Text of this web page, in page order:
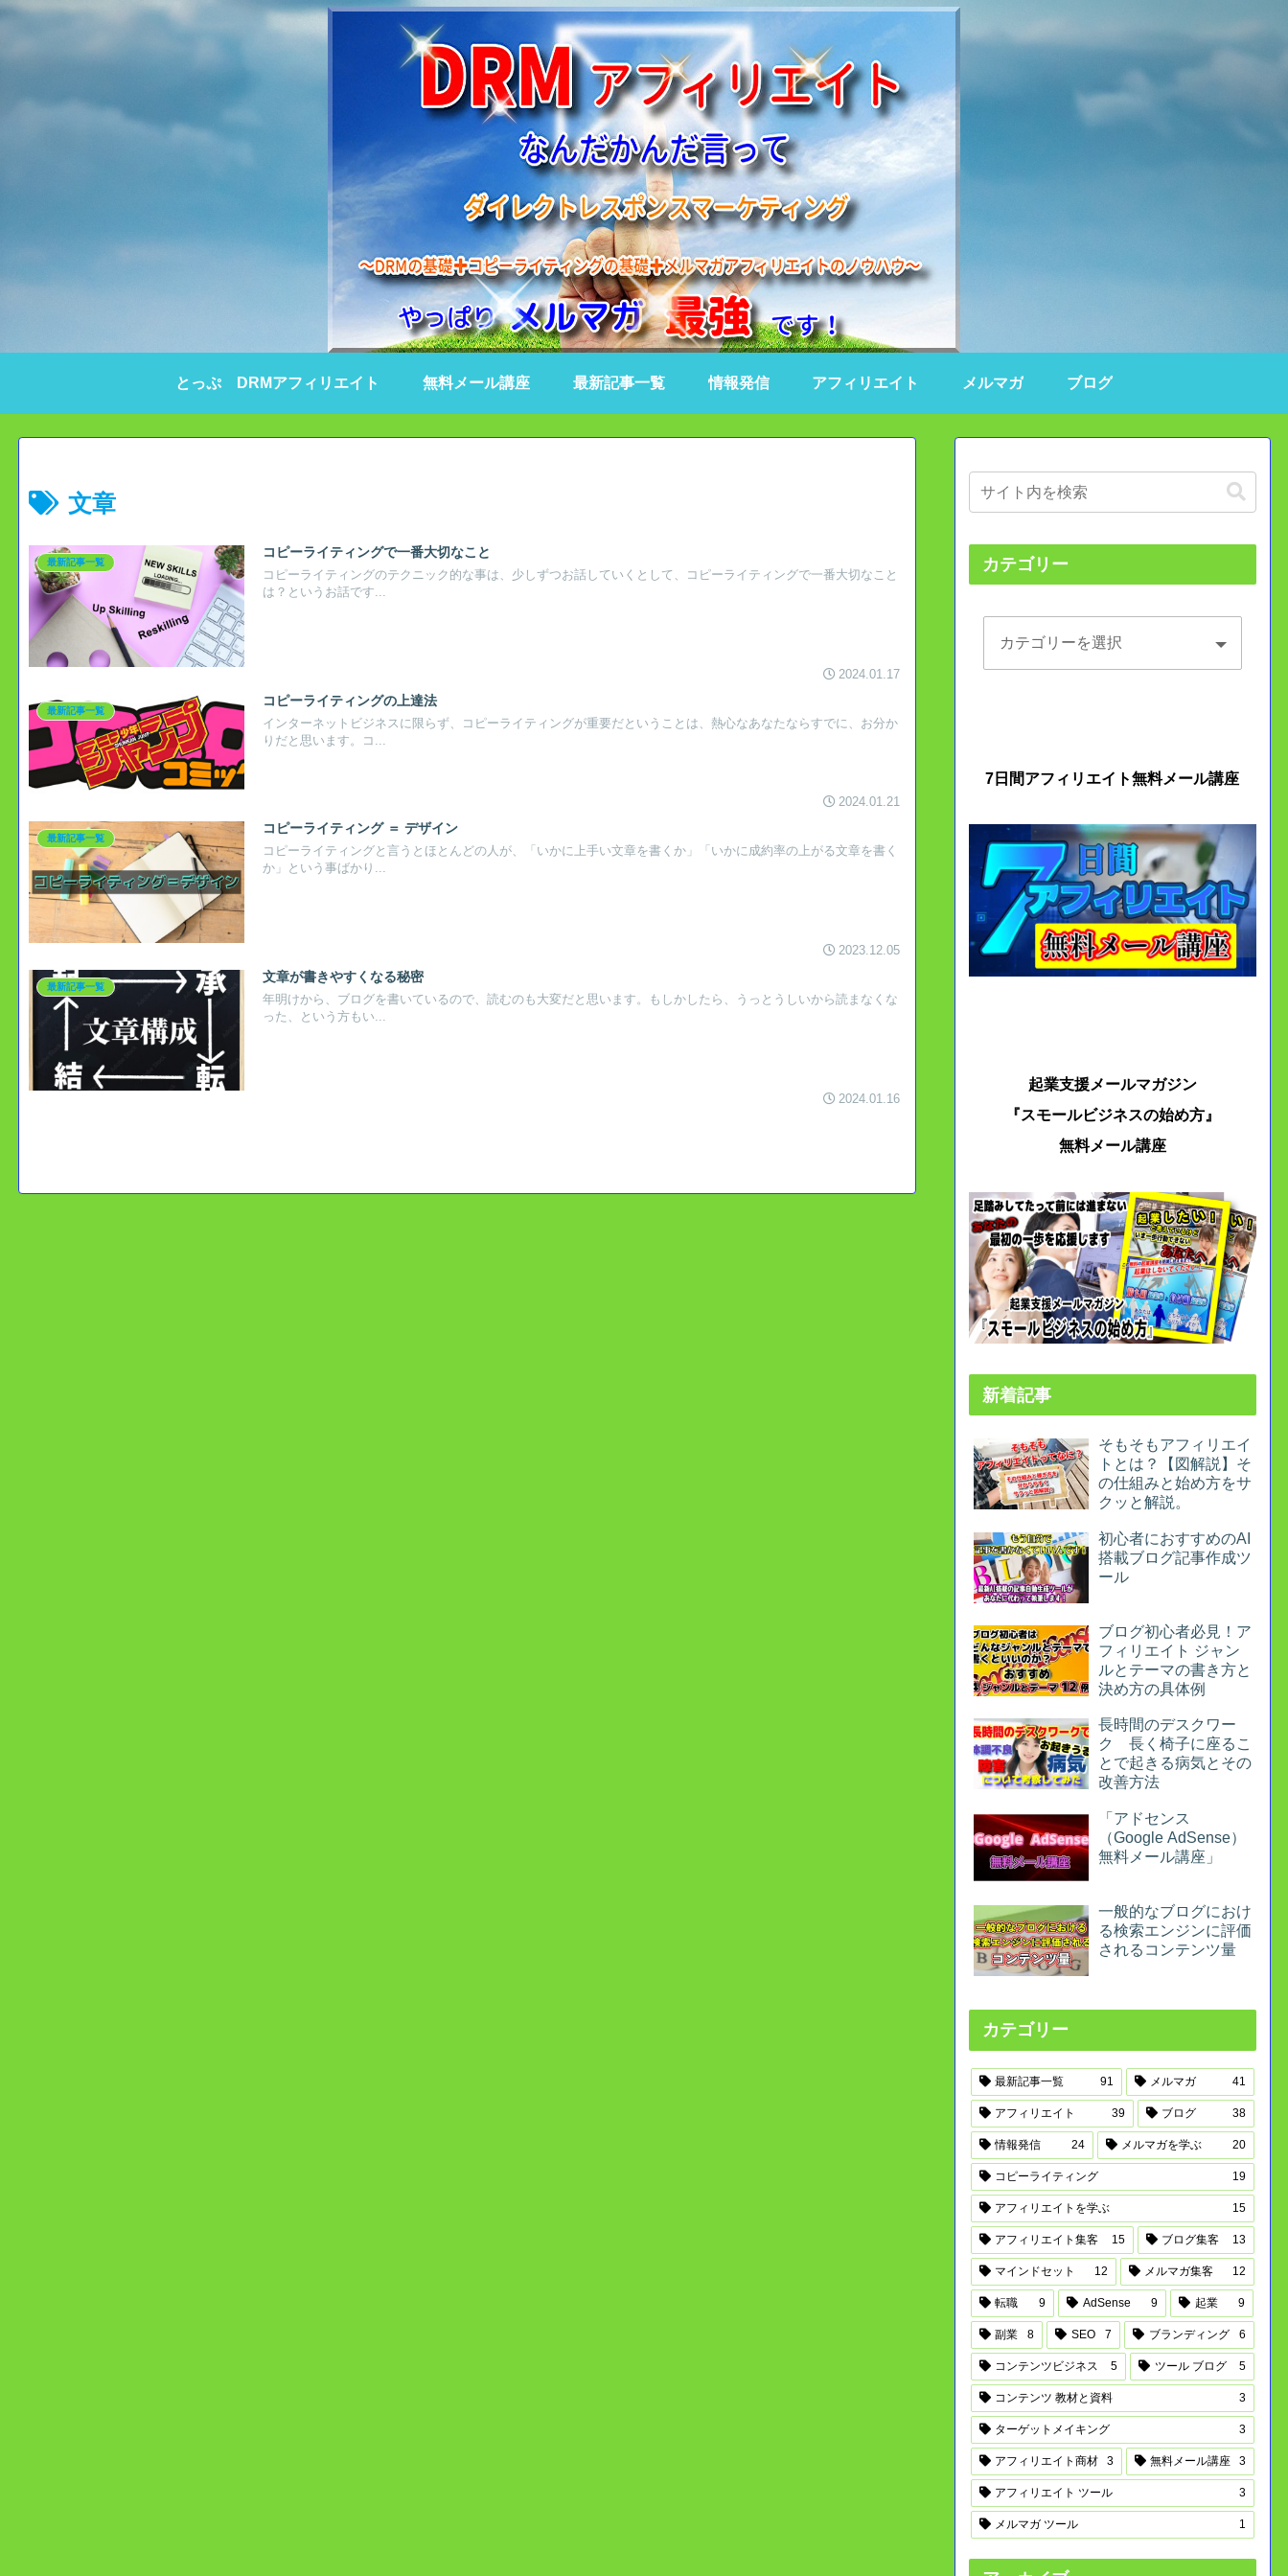
とっぷ DRMアフィリエイト 無料メール講座 最新記事一覧 情報発信 アフィリエイト メルマガ ブログ
文章
最新記事一覧
コピーライティングで一番大切なこと
コピーライティングのテクニック的な事は、少しずつお話していくとして、コピーライティングで一番大切なこと
は？というお話です...
2024.01.17
最新記事一覧
コピーライティングの上達法
インターネットビジネスに限らず、コピーライティングが重要だということは、熱心なあなたならすでに、お分か
りだと思います。コ...
2024.01.21
最新記事一覧
コピーライティング ＝ デザイン
コピーライティングと言うとほとんどの人が、「いかに上手い文章を書くか」「いかに成約率の上がる文章を書く
か」という事ばかり...
2023.12.05
最新記事一覧
文章が書きやすくなる秘密
年明けから、ブログを書いているので、読むのも大変だと思います。もしかしたら、うっとうしいから読まなくな
った、という方もい...
2024.01.16
カテゴリー
7日間アフィリエイト無料メール講座
起業支援メールマガジン
『スモールビジネスの始め方』
無料メール講座
新着記事
そもそもアフィリエイ
トとは？【図解説】そ
の仕組みと始め方をサ
クッと解説。
初心者におすすめのAI
搭載ブログ記事作成ツ
ール
ブログ初心者必見！ア
フィリエイト ジャン
ルとテーマの書き方と
決め方の具体例
長時間のデスクワー
ク 長く椅子に座るこ
とで起きる病気とその
改善方法
「アドセンス
（Google AdSense）
無料メール講座」
一般的なブログにおけ
る検索エンジンに評価
されるコンテンツ量
カテゴリー
最新記事一覧 91 メルマガ 41
アフィリエイト 39 ブログ 38
情報発信 24 メルマガを学ぶ 20
コピーライティング 19
アフィリエイトを学ぶ 15
アフィリエイト集客 15 ブログ集客 13
マインドセット 12 メルマガ集客 12
転職 9 AdSense 9 起業 9
副業 8 SEO 7 ブランディング 6
コンテンツビジネス 5 ツール ブログ 5
コンテンツ 教材と資料 3
ターゲットメイキング 3
アフィリエイト商材 3 無料メール講座 3
アフィリエイト ツール 3
メルマガ ツール 1